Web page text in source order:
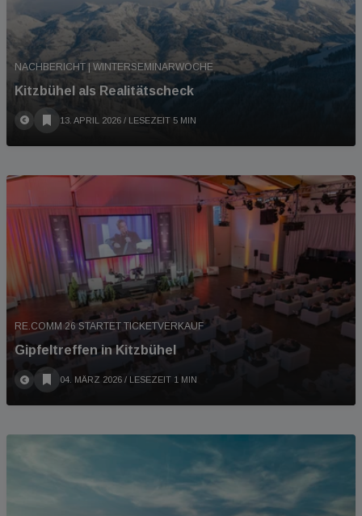
NACHBERICHT | WINTERSEMINARWOCHE
Kitzbühel als Realitätscheck
13. APRIL 2026 / LESEZEIT 5 MIN
RE.COMM 26 STARTET TICKETVERKAUF
Gipfeltreffen in Kitzbühel
04. MÄRZ 2026 / LESEZEIT 1 MIN